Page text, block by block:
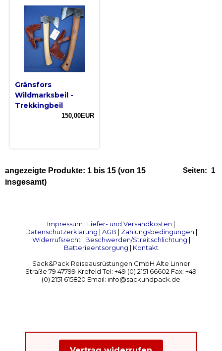
Gränsfors
Wildmarksbeil -
Trekkingbeil
150,00EUR
Seiten: 1
angezeigte Produkte: 1 bis 15 (von 15
insgesamt)
Impressum | Liefer- und Versandkosten |
Datenschutzerklärung | AGB | Zahlungsbedingungen |
Widerrufsrecht | Beschwerden/Streitschlichtung |
Batterieentsorgung | Kontakt
Sack&Pack Reiseausrüstungen GmbH Alte Linner
Straße 79 47799 Krefeld Tel: +49 (0) 2151 66602 Fax: +49
(0) 2151 615820 Email: info@sackundpack.de